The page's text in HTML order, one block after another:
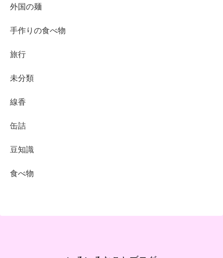
外国の麺
手作りの食べ物
旅行
未分類
線香
缶詰
豆知識
食べ物